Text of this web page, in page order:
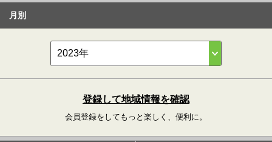
月別
登録して地域情報を確認
会員登録をしてもっと楽しく、便利に。